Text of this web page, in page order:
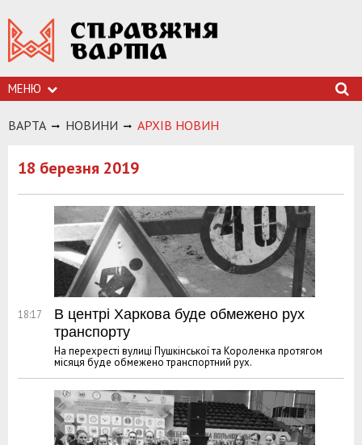
МЕНЮ
ВАРТА НОВИНИ АРХIВ НОВИН
18 березня 2019
18:17
В центрі Харкова буде обмежено рух
транспорту
На перехресті вулиці Пушкінської та Короленка протягом
місяця буде обмежено транспортний рух.